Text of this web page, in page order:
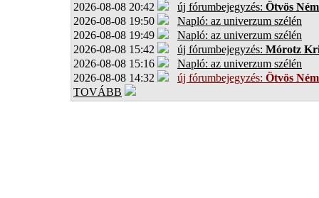
2026-08-08 20:42 új fórumbejegyzés: Ötvös
2026-08-08 19:50
Napló: az univerzum szélén
2026-08-08 19:49
Napló: az univerzum szélén
2026-08-08 15:42
új fórumbejegyzés: Mórotz
2026-08-08 15:16
Napló: az univerzum szélén
2026-08-08 14:32
új fórumbejegyzés: Ötvös
TOVÁBB